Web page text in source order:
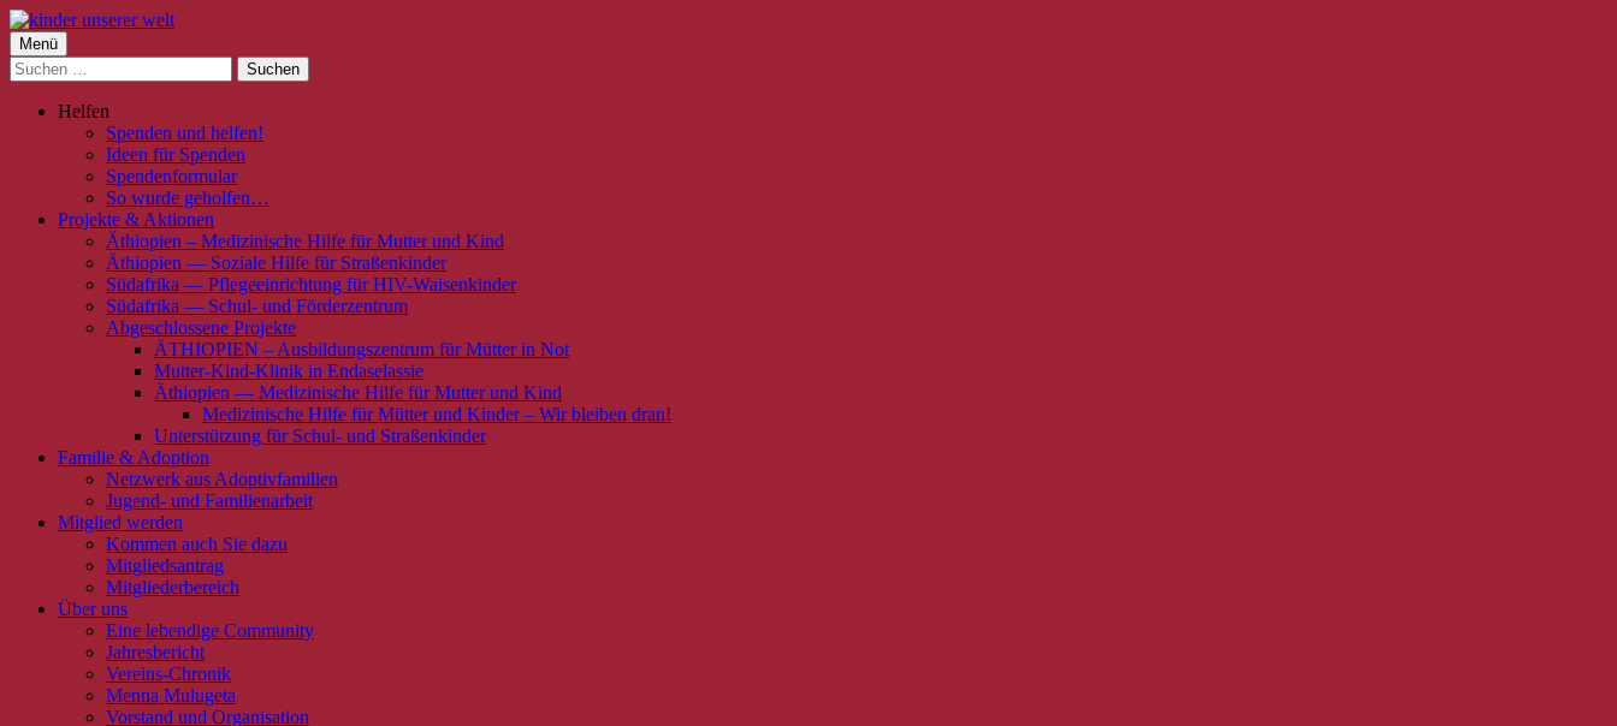
Springe
zum
Inhalt
kinder unserer welt
initiative für notleidende kinder e.v.
Primäres
Menü
Menü
Suchen
nach:
Helfen
Spenden und helfen!
Ideen für Spenden
Spendenformular
So wurde geholfen…
Projekte & Aktionen
Äthiopien – Medizinische Hilfe für Mutter und Kind
Äthiopien — Soziale Hilfe für Straßenkinder
Südafrika — Pflegeeinrichtung für HIV-Waisenkinder
Südafrika — Schul- und Förderzentrum
Abgeschlossene Projekte
ÄTHIOPIEN – Ausbildungszentrum für Mütter in Not
Mutter-Kind-Klinik in Endaselassie
Äthiopien — Medizinische Hilfe für Mutter und Kind
Medizinische Hilfe für Mütter und Kinder – Wir bleiben dran!
Unterstützung für Schul- und Straßenkinder
Familie & Adoption
Netzwerk aus Adoptivfamilien
Jugend- und Familienarbeit
Mitglied werden
Kommen auch Sie dazu
Mitgliedsantrag
Mitgliederbereich
Über uns
Eine lebendige Community
Jahresbericht
Vereins-Chronik
Menna Mulugeta
Vorstand und Organisation